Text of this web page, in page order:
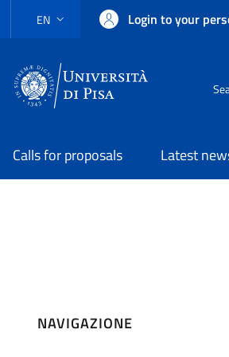
LANGUAGE SWITCHER: CURRENT
EN
Login to your
Calls for proposals Latest
NAVIGAZIONE